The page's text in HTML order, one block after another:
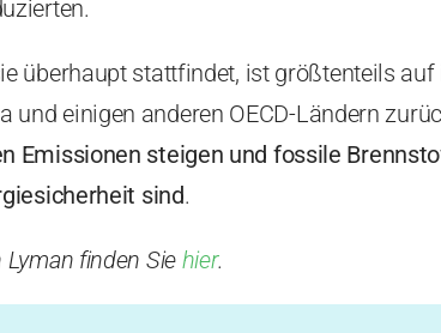
überhaupt stattfindet, ist größtenteils
und einigen anderen OECD-Ländern
Emissionen steigen und fossile
sind.
finden Sie hier.